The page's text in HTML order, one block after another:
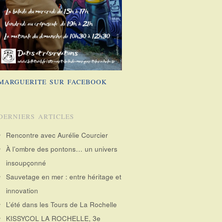
SUR FACEBOOK
ARTICLES
Rencontre avec Aurélie Courcier
À l’ombre des pontons… un univers
insoupçonné
Sauvetage en mer : entre héritage et
innovation
L’été dans les Tours de La Rochelle
KISSYCOL LA ROCHELLE, 3e